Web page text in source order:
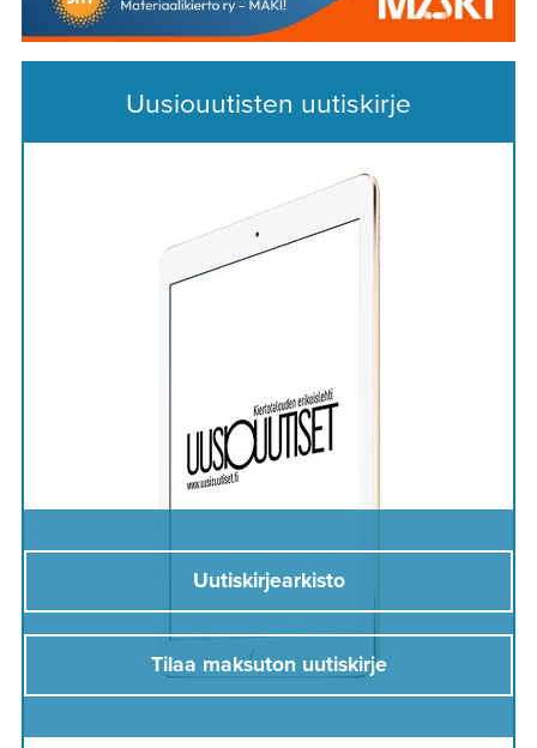
Uusiouutisten uutiskirje
Uutiskirjearkisto
Tilaa maksuton uutiskirje